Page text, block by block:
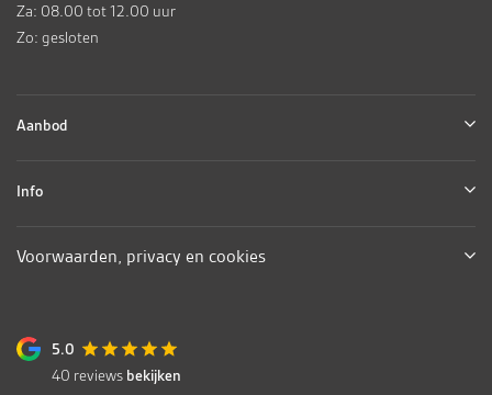
Za: 08.00 tot 12.00 uur
Zo: gesloten
Aanbod
Info
5.0
40 reviews bekijken
Voorwaarden, privacy en cookies